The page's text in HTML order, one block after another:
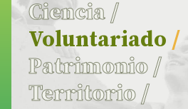
Ciencia /
Voluntariado /
Patrimonio /
Territorio/